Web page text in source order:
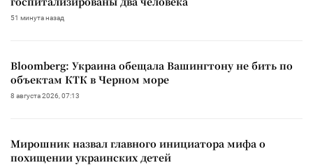
51 минута назад
Bloomberg: Украина обещала Вашингтону не бить по
объектам КТК в Черном море
8 августа 2026, 07:13
Мирошник назвал главного инициатора мифа о
похищении украинских детей